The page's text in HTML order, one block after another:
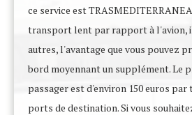
ce service est
transport lent par rapport à l'avion,
autres, l'avantage que vous pouvez
bord moyennant un supplément. Le
passager est d'environ 150 euros
ports de destination. Si vous